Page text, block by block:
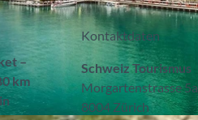
–
km
Kontaktdaten
Schweiz Tourismus
Morgartenstrasse 5a
8004 Zürich